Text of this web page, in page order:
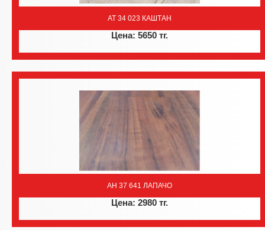
AT 34 023 КАШТАН
Цена: 5650 тг.
AH 37 641 ЛАПАЧО
Цена: 2980 тг.